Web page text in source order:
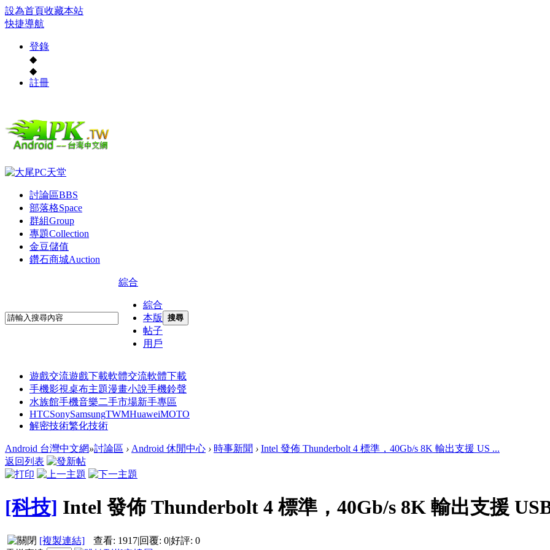
設為首頁收藏本站
快捷導航
登錄
◆
◆
註冊
討論區BBS
部落格Space
群組Group
專題Collection
金豆儲值
鑽石商城Auction
綜合
綜合
本版
帖子
用戶
搜尋
遊戲交流遊戲下載軟體交流軟體下載
手機影視桌布主題漫畫小說手機鈴聲
水族館手機音樂二手市場新手專區
HTCSonySamsungTWMHuaweiMOTO
解密技術繁化技術
Android 台灣中文網»討論區 › Android 休閒中心 › 時事新聞 › Intel 發佈 Thunderbolt 4 標準，40Gb/s 8K 輸出支援 US ...
返回列表
[科技] Intel 發佈 Thunderbolt 4 標準，40Gb/s 8K 輸出支援
[複製連結] 查看: 1917|回覆: 0|好評: 0